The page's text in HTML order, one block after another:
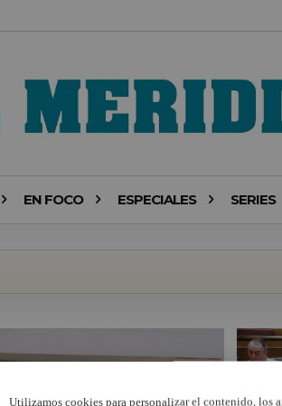
EN FOCO ESPECIALES SERIES
Utilizamos cookies para personalizar el contenido, los